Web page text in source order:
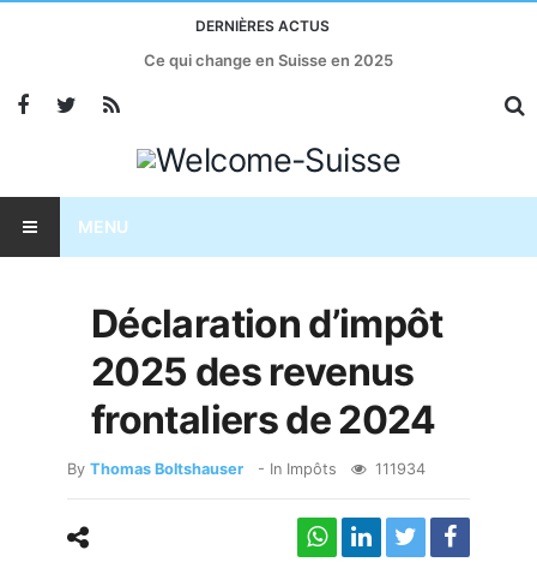
DERNIÈRES ACTUS
Ce qui change en Suisse en 2025
MENU
Déclaration d’impôt
2025 des revenus
frontaliers de 2024
By Thomas Boltshauser - In Impôts 111934